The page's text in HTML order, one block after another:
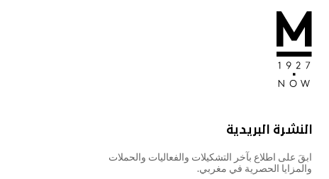
النشرة البريدية
ابقَ على اطلاع بآخر التشكيلات والفعاليات والحملات
والمزايا الحصرية في مغربي.